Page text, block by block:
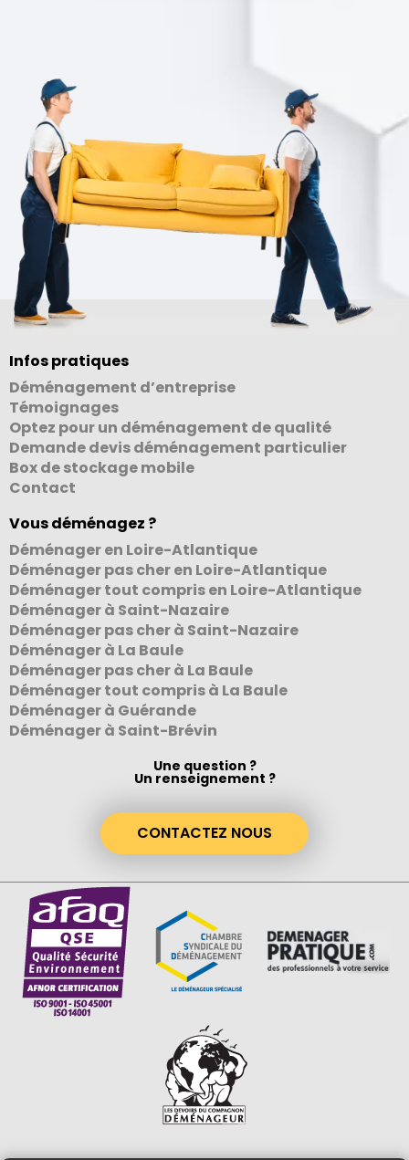
Infos pratiques
Déménagement d’entreprise
Témoignages
Optez pour un déménagement de qualité
Demande devis déménagement particulier
Box de stockage mobile
Contact
Vous déménagez ?
Déménager en Loire-Atlantique
Déménager pas cher en Loire-Atlantique
Déménager tout compris en Loire-Atlantique
Déménager à Saint-Nazaire
Déménager pas cher à Saint-Nazaire
Déménager à La Baule
Déménager pas cher à La Baule
Déménager tout compris à La Baule
Déménager à Guérande
Déménager à Saint-Brévin
Une question ?
Un renseignement ?
CONTACTEZ NOUS